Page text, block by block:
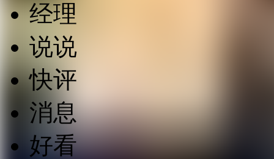
经理
说说
快评
消息
好看